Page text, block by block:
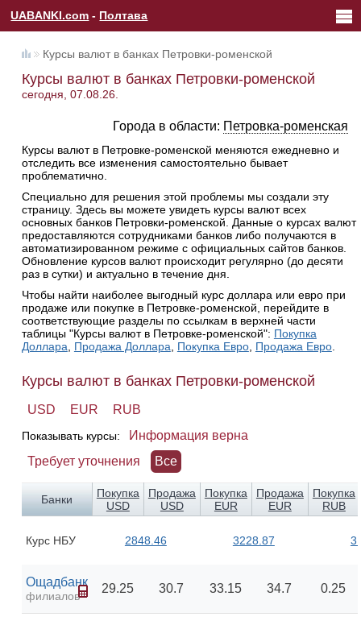
UABANKI.com - Полтава
Курсы валют в банках Петровки-роменской
Курсы валют в банках Петровки-роменской
сегодня, 07.08.26.
Города в области: Петровка-роменская
Курсы валют в Петровке-роменской меняются ежедневно и
отследить все изменения самостоятельно бывает
проблематично.
Специально для решения этой проблемы мы создали эту
страницу. Здесь вы можете увидеть курсы валют всех
основных банков Петровки-роменской. Данные о курсах валют
предоставляются сотрудниками банков либо получаются в
автоматизированном режиме с официальных сайтов банков.
Обновление курсов валют происходит регулярно (до десяти
раз в сутки) и актуально в течение дня.
Чтобы найти наиболее выгодный курс доллара или евро при
продаже или покупке в Петровке-роменской, перейдите в
соответствующие разделы по ссылкам в верхней части
таблицы "Курсы валют в Петровке-роменской": Покупка
Доллара
Продажа Доллара Покупка Евро, Продажа Евро.
Курсы валют в банках Петровки-роменской
USD EUR RUB
Показывать курсы:
Информация верна
Требует уточнения
Все
Банки
Покупка
USD
Продажа
USD
Покупка
EUR
Продажа
EUR
Покупка
RUB
Курс НБУ 2848.46 3228.87
Ощадбанк
филиалов
29.25 30.7 33.15 34.7 0.25